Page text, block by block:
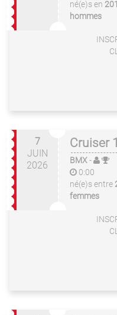
né(e)s en
hommes
7
JUIN
2026
Cruiser
BMX-
0:00
né(e)s entre
femmes